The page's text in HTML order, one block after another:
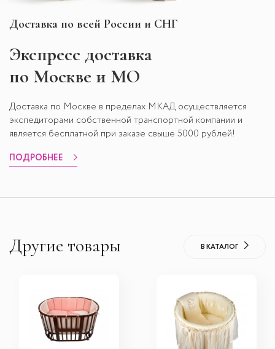
Доставка по всей России и СНГ
Экспресс доставка
по Москве и МО
Доставка по Москве в пределах МКАД осуществляется
экспедиторами собственной транспортной компании и
является бесплатной при заказе свыше 5000 рублей!
ПОДРОБНЕЕ
Другие товары В КАТАЛОГ